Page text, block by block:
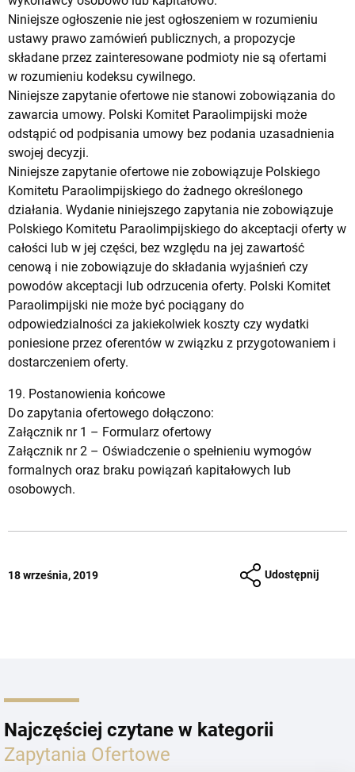
Niniejsze ogłoszenie nie jest ogłoszeniem w rozumieniu
ustawy prawo zamówień publicznych, a propozycje
składane przez zainteresowane podmioty nie są ofertami
w rozumieniu kodeksu cywilnego.
Niniejsze zapytanie ofertowe nie stanowi zobowiązania do
zawarcia umowy. Polski Komitet Paraolimpijski może
odstąpić od podpisania umowy bez podania uzasadnienia
swojej decyzji.
Niniejsze zapytanie ofertowe nie zobowiązuje Polskiego
Komitetu Paraolimpijskiego do żadnego określonego
działania. Wydanie niniejszego zapytania nie zobowiązuje
Polskiego Komitetu Paraolimpijskiego do akceptacji oferty w
całości lub w jej części, bez względu na jej zawartość
cenową i nie zobowiązuje do składania wyjaśnień czy
powodów akceptacji lub odrzucenia oferty. Polski Komitet
Paraolimpijski nie może być pociągany do
odpowiedzialności za jakiekolwiek koszty czy wydatki
poniesione przez oferentów w związku z przygotowaniem i
dostarczeniem oferty.
19. Postanowienia końcowe
Do zapytania ofertowego dołączono:
Załącznik nr 1 – Formularz ofertowy
Załącznik nr 2 – Oświadczenie o spełnieniu wymogów
formalnych oraz braku powiązań kapitałowych lub
osobowych.
18 września, 2019 Udostępnij
Najczęściej czytane w kategorii
Zapytania Ofertowe